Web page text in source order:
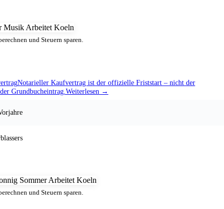
und Steuern sparen.
Notarieller Kaufvertrag ist der offizielle Friststart – nicht der
Grundbucheintrag.Weiterlesen →
und Steuern sparen.